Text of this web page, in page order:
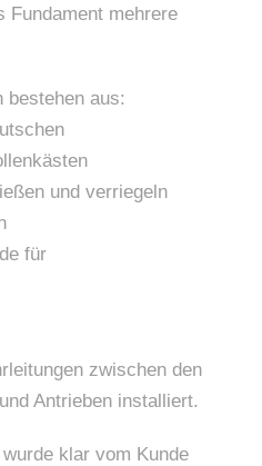
Fundament mehrere
bestehen aus:
und verriegeln
für
zwischen den
Antrieben installiert.
klar vom Kunde